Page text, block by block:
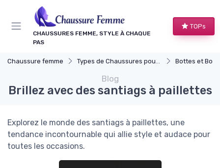
CHAUSSURES FEMME, STYLE À CHAQUE
PAS
TOPs
Chaussure femme Types de Chaussures pour Femmes Bottes et
Blog
Brillez avec des santiags à paillettes
Explorez le monde des santiags à paillettes, une
tendance incontournable qui allie style et audace pour
toutes les occasions.
Panneau de gestion des cookies